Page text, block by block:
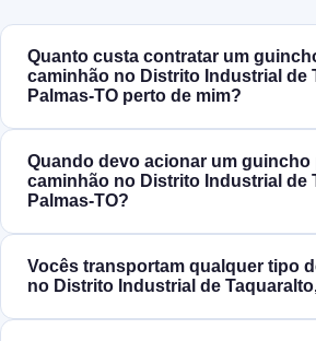
Quanto custa contratar um
caminhão no Distrito Industrial de
Palmas‑TO perto de mim?
Quando devo acionar um guincho
caminhão no Distrito Industrial de
Palmas‑TO?
Vocês transportam qualquer tipo
no Distrito Industrial de